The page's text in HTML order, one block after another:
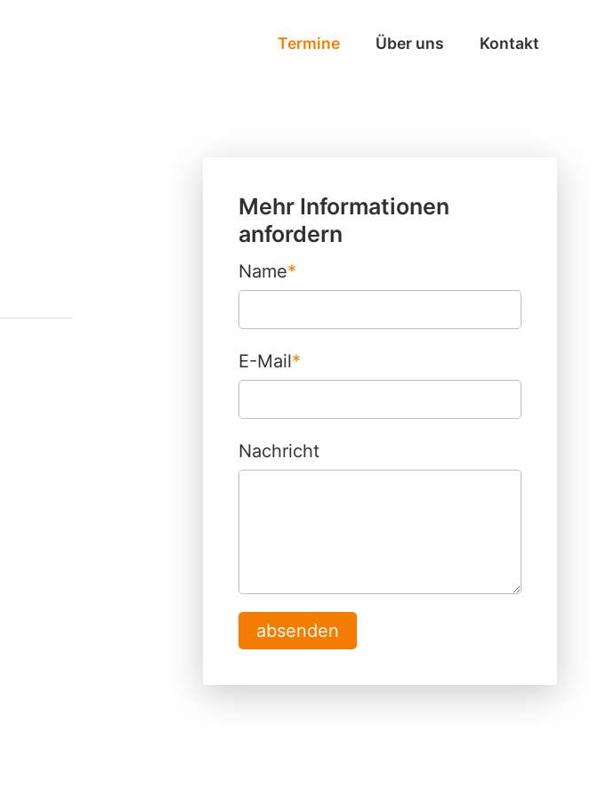
Termine Über uns Kontakt
Mehr Informationen
anfordern
Name*
E-Mail*
Nachricht
absenden